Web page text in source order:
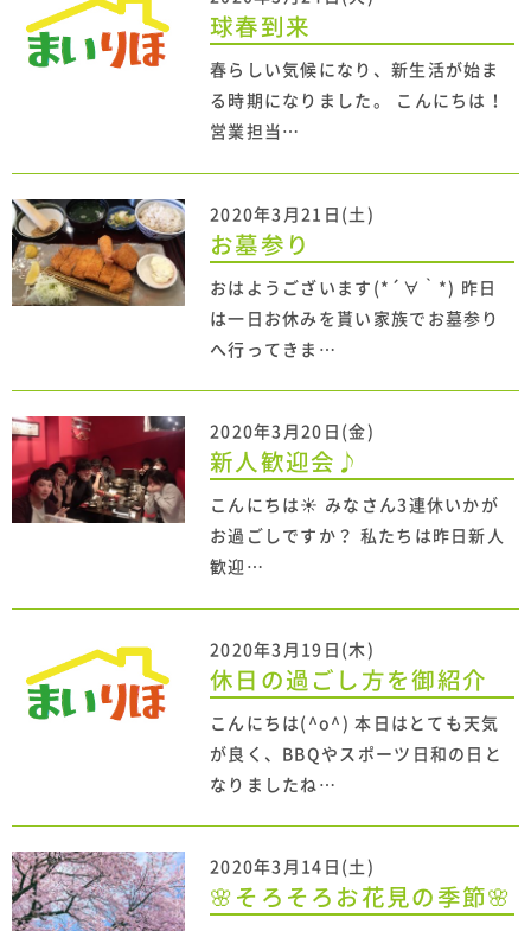
球春到来
春らしい気候になり、新生活が始ま
る時期になりました。 こんにちは！
営業担当…
2020年3月21日(土)
お墓参り
おはようございます(*´∀｀*) 昨日
は一日お休みを貰い家族でお墓参り
へ行ってきま…
2020年3月20日(金)
新人歓迎会♪
こんにちは☀ みなさん3連休いかが
お過ごしですか？ 私たちは昨日新人
歓迎…
2020年3月19日(木)
休日の過ごし方を御紹介
こんにちは(^o^) 本日はとても天気
が良く、BBQやスポーツ日和の日と
なりましたね…
2020年3月14日(土)
🌸そろそろお花見の季節🌸